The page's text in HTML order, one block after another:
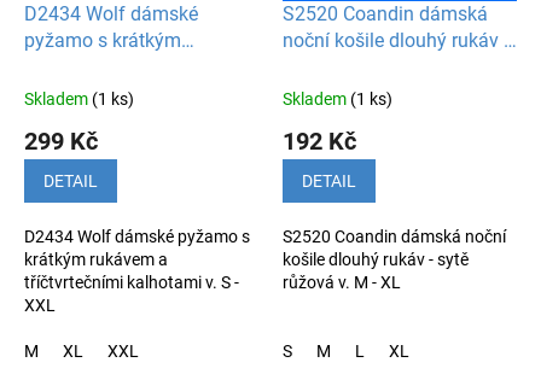
D2434 Wolf dámské
pyžamo s krátkým
kalhotami
Skladem (1 ks)
299 Kč
DETAIL
D2434 Wolf dámské pyžamo s
krátkým rukávem a
tříčtvrtečními kalhotami v. S -
XXL
M XL XXL
S2520 Coandin dámská
noční košile dlouhý rukáv -
Skladem (1 ks)
192 Kč
DETAIL
S2520 Coandin dámská noční
košile dlouhý rukáv - sytě
růžová v. M - XL
S M L XL